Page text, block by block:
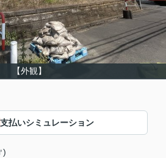
【外観】
支払いシミュレーション
)